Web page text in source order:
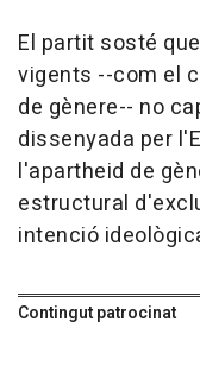
El partit sosté
vigents --com el
de gènere-- no
dissenyada per
l'apartheid de
estructural
intenció
Contingut patrocinat